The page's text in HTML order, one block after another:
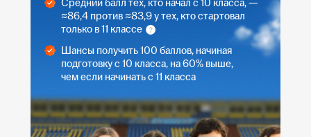
Средний балл тех, кто начал с 10 класса, —
≈86,4 против ≈83,9 у тех, кто стартовал
только в 11 классе
Шансы получить 100 баллов, начиная
подготовку с 10 класса, на 60% выше,
чем если начинать с 11 класса